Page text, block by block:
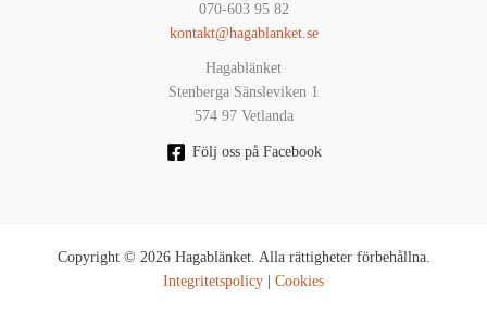
070-603 95 82
kontakt@hagablanket.se
Hagablänket
Stenberga Sänsleviken 1
574 97 Vetlanda
Följ oss på Facebook
Copyright © 2026 Hagablänket. Alla rättigheter förbehållna.
Integritetspolicy
Cookies